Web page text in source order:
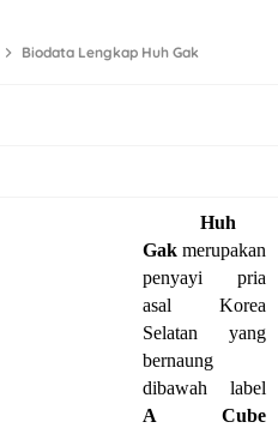
Biodata Lengkap Huh Gak
Huh
Gak merupakan
penyayi pria
asal Korea
Selatan yang
bernaung
dibawah label
A Cube